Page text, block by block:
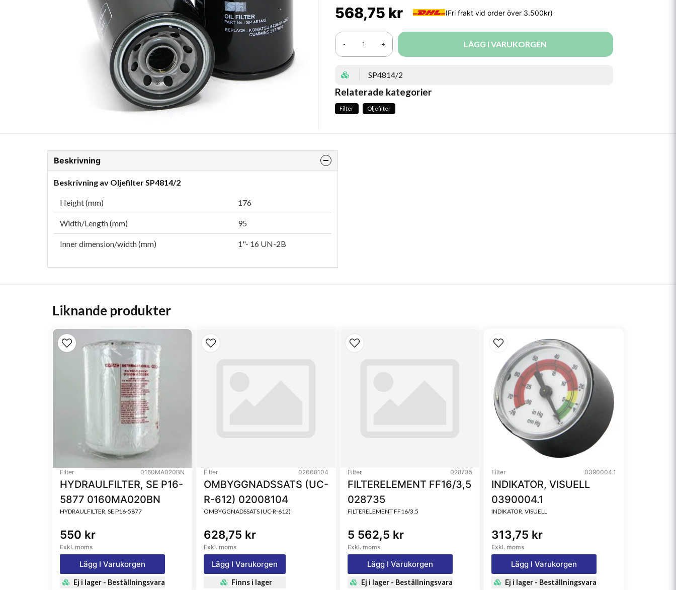
Fordonskem
Motorolja tunga fordon
568,75 kr
- + LÄGG I VARUKORGEN
SP4814/2
Relaterade kategorier
Filter Oljefilter
Beskrivning
Beskrivning av Oljefilter SP4814/2
Height (mm) 176
Width/Length (mm) 95
Inner dimension/width (mm) 1"- 16 UN-2B
Liknande produkter
Filter 0160MA020BN
HYDRAULFILTER, SE P16-
5877 0160MA020BN
HYDRAULFILTER, SE P16-5877
550 kr
Exkl. moms
Lägg I Varukorgen
Ej i lager - Beställningsvara
Filter 02008104
OMBYGGNADSSATS (UC-
R-612) 02008104
OMBYGGNADSSATS (UC-R-612)
628,75 kr
Exkl. moms
Lägg I Varukorgen
Finns i lager
Filter 028735
FILTERELEMENT FF16/3,5
028735
FILTERELEMENT FF16/3,5
5 562,5 kr
Exkl. moms
Lägg I Varukorgen
Ej i lager - Beställningsvara
Filter 0390004.1
INDIKATOR, VISUELL
0390004.1
INDIKATOR, VISUELL
313,75 kr
Exkl. moms
Lägg I Varukorgen
Ej i lager - Beställningsvara